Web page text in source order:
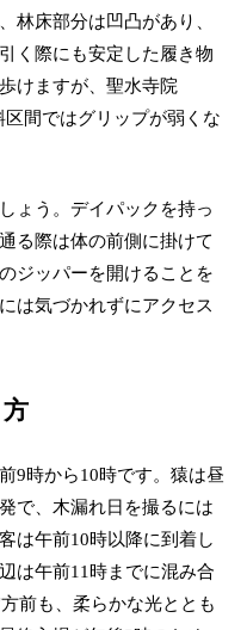
林床部分は凹凸があり、
く際にも安定した履き物
けますが、聖水寺院
区間ではグリップが弱くな
ょう。デイパックを持っ
る際は体の前側に掛けて
ジッパーを開けることを
は気づかれずにアクセス
9時から10時です。猿は昼
で、木漏れ日を撮るには
は午前10時以降に到着し
は午前11時までに混み合
前も、柔らかな光ととも